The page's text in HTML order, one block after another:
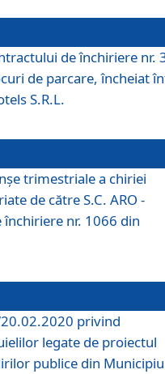
de închiriere nr.
de parcare, încheiat
S.R.L.
trimestriale a chiriei
de către S.C. ARO -
închiriere nr. 1066 din
privind
legate de proiectul
publice din